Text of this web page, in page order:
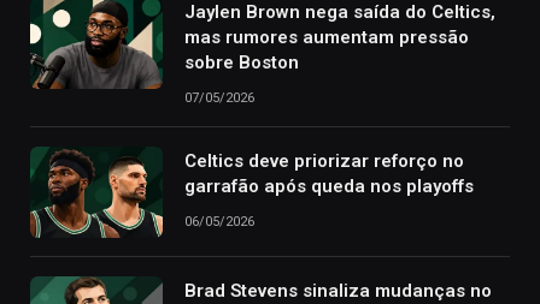
Jaylen Brown nega saída do Celtics,
mas rumores aumentam pressão
sobre Boston
07/05/2026
Celtics deve priorizar reforço no
garrafão após queda nos playoffs
06/05/2026
Brad Stevens sinaliza mudanças no